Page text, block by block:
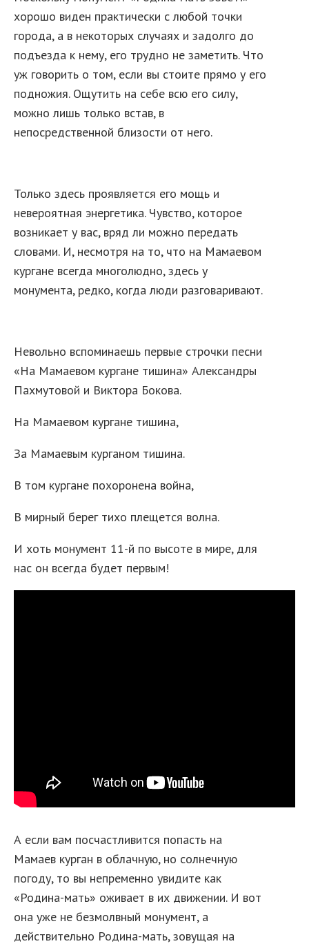
хорошо виден практически с любой точки
города, а в некоторых случаях и задолго до
подъезда к нему, его трудно не заметить. Что
уж говорить о том, если вы стоите прямо у его
подножия. Ощутить на себе всю его силу,
можно лишь только встав, в
непосредственной близости от него.
Только здесь проявляется его мощь и
невероятная энергетика. Чувство, которое
возникает у вас, вряд ли можно передать
словами. И, несмотря на то, что на Мамаевом
кургане всегда многолюдно, здесь у
монумента, редко, когда люди разговаривают.
Невольно вспоминаешь первые строчки песни
«На Мамаевом кургане тишина» Александры
Пахмутовой и Виктора Бокова.
На Мамаевом кургане тишина,
За Мамаевым курганом тишина.
В том кургане похоронена война,
В мирный берег тихо плещется волна.
И хоть монумент 11-й по высоте в мире, для
нас он всегда будет первым!
А если вам посчастливится попасть на
Мамаев курган в облачную, но солнечную
погоду, то вы непременно увидите как
«Родина-мать» оживает в их движении. И вот
она уже не безмолвный монумент, а
действительно Родина-мать, зовущая на